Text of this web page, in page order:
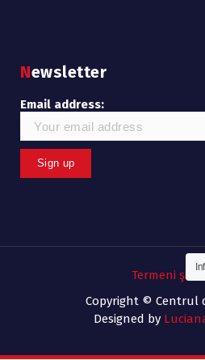
Newsletter
Email address:
Termeni şi
Copyright © Centrul
Designed by